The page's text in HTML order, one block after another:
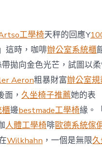
工學椅天秤的回應Y
這時，咖啡辦公室系統櫃
拋向金色光芒，試圖以
Aeron粗暴財富辦公室規
， 久坐椅子推薦她的表
邊bestmade工學椅緣。
人體工學椅啡歐德系統傢
Wilkhahn ，一個是無限